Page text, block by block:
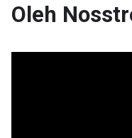
Oleh